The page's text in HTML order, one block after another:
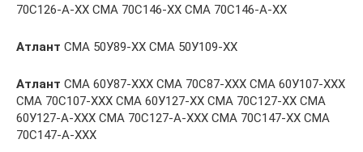
70С126-А-ХХ СМА 70С146-ХХ СМА 70С146-А-ХХ
Атлант СМА 50У89-ХХ СМА 50У109-ХХ
Атлант СМА 60У87-ХХХ СМА 70С87-ХХХ СМА 60У107-ХХХ
СМА 70С107-ХХХ СМА 60У127-ХХ СМА 70С127-ХХ СМА
60У127-А-ХХХ СМА 70С127-А-ХХХ СМА 70С147-ХХ СМА
70С147-А-ХХХ